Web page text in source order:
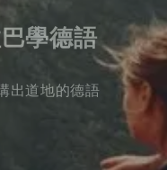
學德語
出道地的德語